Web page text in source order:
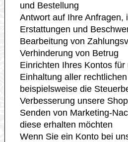
und Bestellung
Antwort auf Ihre Anfragen,
Erstattungen und
Bearbeitung von
Verhinderung von Betrug
Einrichten Ihres Kontos
Einhaltung aller
beispielsweise die
Verbesserung unsere
Senden von Marketing-
diese erhalten möchten
Wenn Sie ein Konto bei